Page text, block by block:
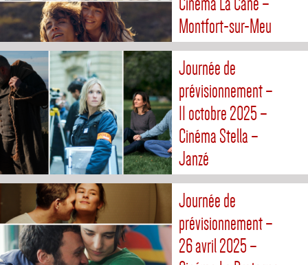
Montfort-sur-Meu
Journée de
prévisionnement –
11 octobre 2025 –
Cinéma Stella –
Janzé
Journée de
prévisionnement –
26 avril 2025 –